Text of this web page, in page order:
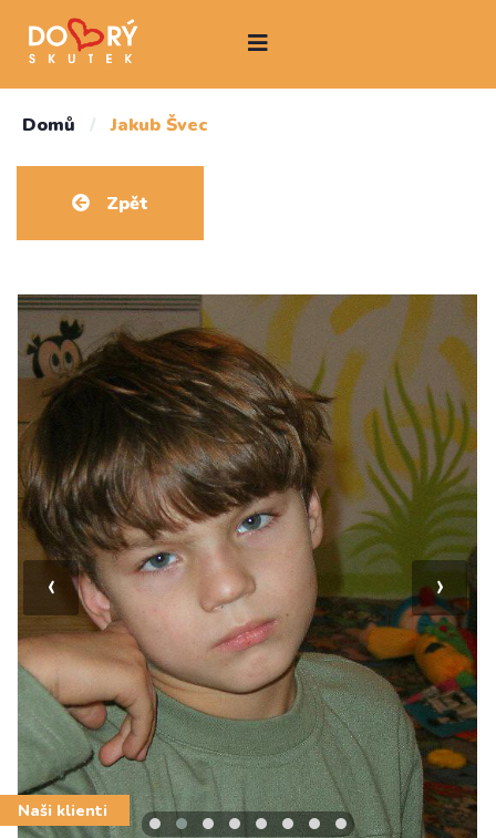
Domů / Jakub Švec
Zpět
‹ ›
Naši klienti